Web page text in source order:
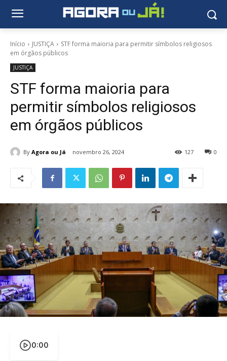
Início JUSTIÇA
STF forma maioria para permitir símbolos religiosos
em órgãos públicos
JUSTIÇA
STF forma maioria para
permitir símbolos religiosos
em órgãos públicos
By Agora ou Já novembro 26, 2024 0
127
0:00